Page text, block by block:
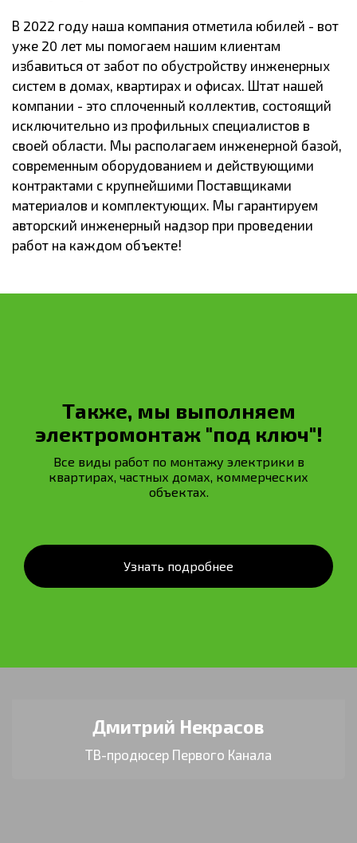
В 2022 году наша компания отметила юбилей - вот
уже 20 лет мы помогаем нашим клиентам
избавиться от забот по обустройству инженерных
систем в домах, квартирах и офисах. Штат нашей
компании - это сплоченный коллектив, состоящий
исключительно из профильных специалистов в
своей области. Мы располагаем инженерной базой,
современным оборудованием и действующими
контрактами с крупнейшими Поставщиками
материалов и комплектующих. Мы гарантируем
авторский инженерный надзор при проведении
работ на каждом объекте!
Также, мы выполняем
электромонтаж "под ключ"!
Все виды работ по монтажу электрики в
квартирах, частных домах, коммерческих
объектах.
Узнать подробнее
Дмитрий Некрасов
ТВ-продюсер Первого Канала